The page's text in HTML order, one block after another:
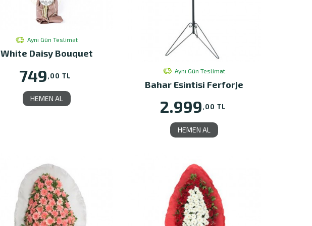
Aynı Gün Teslimat
White Daisy Bouquet
749,00 TL
HEMEN AL
Aynı Gün Teslimat
Bahar Esintisi Ferforje
2.999,00 TL
HEMEN AL